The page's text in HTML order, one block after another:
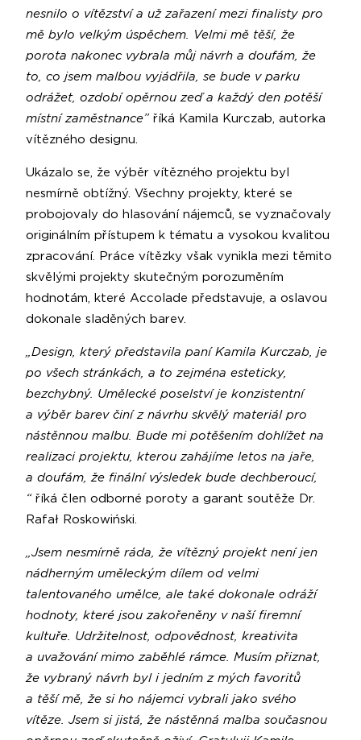
nesnilo o vítězství a už zařazení mezi finalisty pro
mě bylo velkým úspěchem. Velmi mě těší, že
porota nakonec vybrala můj návrh a doufám, že
to, co jsem malbou vyjádřila, se bude v parku
odrážet, ozdobí opěrnou zeď a každý den potěší
místní zaměstnance” říká Kamila Kurczab, autorka
vítězného designu.
Ukázalo se, že výběr vítězného projektu byl
nesmírně obtížný. Všechny projekty, které se
probojovaly do hlasování nájemců, se vyznačovaly
originálním přístupem k tématu a vysokou kvalitou
zpracování. Práce vítězky však vynikla mezi těmito
skvělými projekty skutečným porozuměním
hodnotám, které Accolade představuje, a oslavou
dokonale sladěných barev.
„Design, který představila paní Kamila Kurczab, je
po všech stránkách, a to zejména esteticky,
bezchybný. Umělecké poselství je konzistentní
a výběr barev činí z návrhu skvělý materiál pro
nástěnnou malbu. Bude mi potěšením dohlížet na
realizaci projektu, kterou zahájíme letos na jaře,
a doufám, že finální výsledek bude dechberoucí,
“ říká člen odborné poroty a garant soutěže Dr.
Rafał Roskowiński.
„Jsem nesmírně ráda, že vítězný projekt není jen
nádherným uměleckým dílem od velmi
talentovaného umělce, ale také dokonale odráží
hodnoty, které jsou zakořeněny v naší firemní
kultuře. Udržitelnost, odpovědnost, kreativita
a uvažování mimo zaběhlé rámce. Musím přiznat,
že vybraný návrh byl i jedním z mých favoritů
a těší mě, že si ho nájemci vybrali jako svého
vítěze. Jsem si jistá, že nástěnná malba současnou